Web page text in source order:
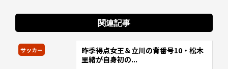
関連記事
サッカー
昨季得点女王＆立川の背番号10・松木
里緒が自身初の...